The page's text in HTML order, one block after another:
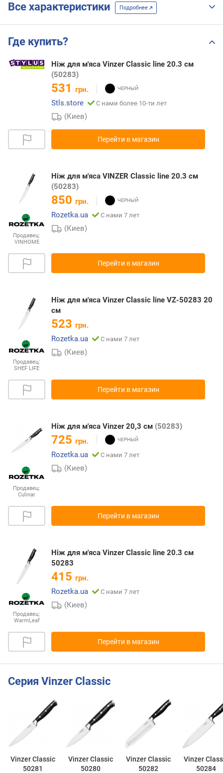
Все характеристики Подробнее
Где купить?
Ніж для м'яса Vinzer Classic line 20.3 см
(50283)
531 грн.
Stls.store
С нами более 10-ти лет
(Киев)
Перейти в магазин
Продавец:
VINHOME
Ніж для м'яса VINZER Classic line 20.3 см
(50283)
850 грн.
Rozetka.ua
С нами 7 лет
(Киев)
Перейти в магазин
Продавец:
SHEF LIFE
Ніж для м'яса Vinzer Classic line VZ-50283 20
см
523 грн.
Rozetka.ua
С нами 7 лет
(Киев)
Перейти в магазин
Продавец:
Culinar
Ніж для м'яса Vinzer 20,3 см (50283)
725 грн.
Rozetka.ua
С нами 7 лет
(Киев)
Перейти в магазин
Продавец:
WarmLeaf
Ніж для м'яса Vinzer Classic line 20.3 см
50283
415 грн.
Rozetka.ua
С нами 7 лет
(Киев)
Перейти в магазин
Серия Vinzer Classic
Vinzer Classic
50281
Vinzer Classic
50280
Vinzer Classic
50282
Vinzer
50284